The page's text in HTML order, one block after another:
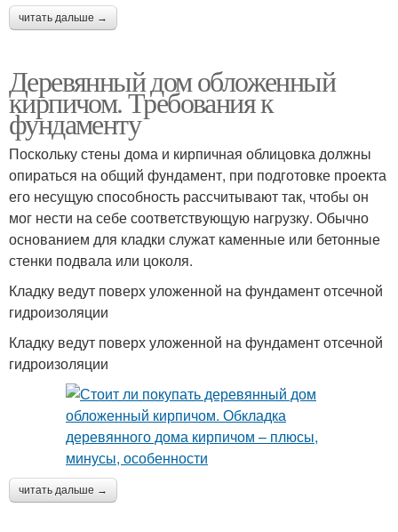
читать дальше →
Деревянный дом обложенный
кирпичом. Требования к
фундаменту
Поскольку стены дома и кирпичная облицовка должны
опираться на общий фундамент, при подготовке проекта
его несущую способность рассчитывают так, чтобы он
мог нести на себе соответствующую нагрузку. Обычно
основанием для кладки служат каменные или бетонные
стенки подвала или цоколя.
Кладку ведут поверх уложенной на фундамент отсечной
гидроизоляции
Кладку ведут поверх уложенной на фундамент отсечной
гидроизоляции
читать дальше →